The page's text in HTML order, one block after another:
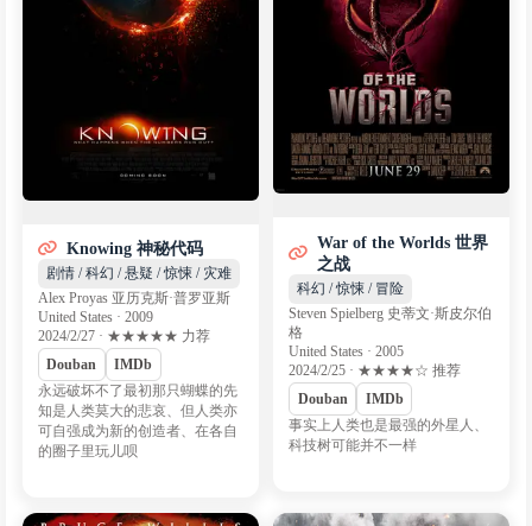
Knowing 神秘代码
剧情 / 科幻 / 悬疑 / 惊悚 / 灾难
Alex Proyas 亚历克斯·普罗亚斯
United States · 2009
2024/2/27 · ★★★★★ 力荐
Douban
IMDb
永远破坏不了最初那只蝴蝶的先
知是人类莫大的悲哀、但人类亦
可自强成为新的创造者、在各自
的圈子里玩儿呗
War of the Worlds 世界
之战
科幻 / 惊悚 / 冒险
Steven Spielberg 史蒂文·斯皮尔伯
格
United States · 2005
2024/2/25 · ★★★★☆ 推荐
Douban
IMDb
事实上人类也是最强的外星人、
科技树可能并不一样